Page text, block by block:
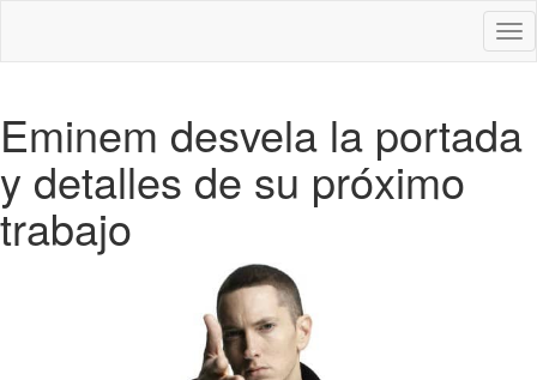
Eminem desvela la portada
y detalles de su próximo
trabajo